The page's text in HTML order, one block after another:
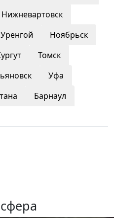
Нижневартовск
Ноябрьск
Томск
Уфа
Барнаул